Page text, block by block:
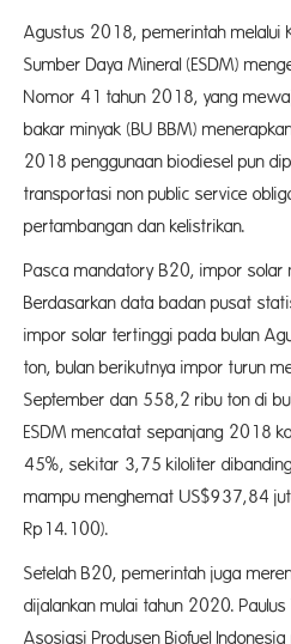
Agustus 2018, pemerintah melalui
Sumber Daya Mineral (ESDM)
Nomor 41 tahun 2018, yang
bakar minyak (BU BBM)
2018 penggunaan biodiesel pun
transportasi non public service
pertambangan dan kelistrikan.
Pasca mandatory B20, impor solar
Berdasarkan data badan pusat
impor solar tertinggi pada bulan
ton, bulan berikutnya impor turun
September dan 558,2 ribu ton di
ESDM mencatat sepanjang 2018
45%, sekitar 3,75 kiloliter
mampu menghemat US$937,84
Rp14.100).
Setelah B20, pemerintah juga
dijalankan mulai tahun 2020.
Asosiasi Produsen Biofuel